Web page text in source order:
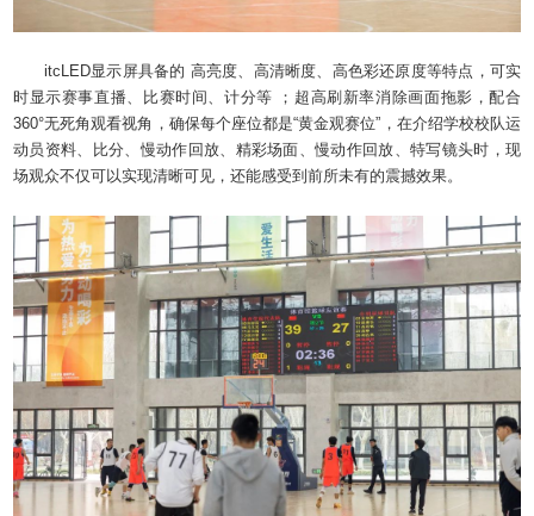
itcLED显示屏具备的 高亮度、高清晰度、高色彩还原度等特点，可实
时显示赛事直播、比赛时间、计分等 ；超高刷新率消除画面拖影，配合
360°无死角观看视角，确保每个座位都是“黄金观赛位”，在介绍学校校队运
动员资料、比分、慢动作回放、精彩场面、慢动作回放、特写镜头时，现
场观众不仅可以实现清晰可见，还能感受到前所未有的震撼效果。